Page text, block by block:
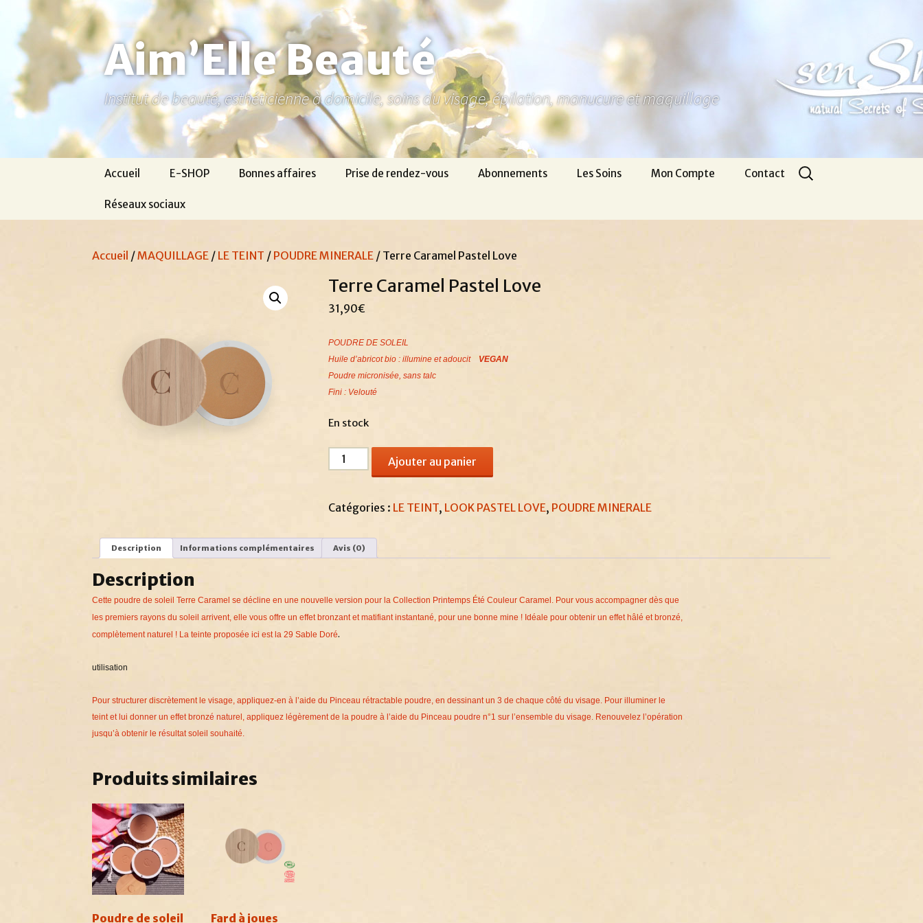
contenu
Aim’Elle Beauté
Institut de beauté, esthéticienne à domicile, soins du visage, épilation, manucure et maquillage
Accueil E-SHOP Bonnes affaires Prise de rendez-vous Abonnements Les Soins Mon Compte Contact
Réseaux sociaux
Rechercher :
Accueil /MAQUILLAGE / LE TEINT / POUDRE MINERALE / Terre Caramel Pastel Love
Terre Caramel Pastel Love
31,90€
POUDRE DE SOLEIL
Huile d’abricot bio : illumine et adoucit VEGAN
Poudre micronisée, sans talc
Fini : Velouté
En stock
quantité
de
Caramel
Love
Ajouter au panier
Catégories : LE TEINT, LOOK PASTEL LOVE, POUDRE MINERALE
Description Informations complémentaires Avis (0)
Description
Cette poudre de soleil Terre Caramelse décline en une nouvelle version pour la Collection Printemps Été Couleur Caramel. Pour vous accompagner dès que
les premiers rayons du soleil arrivent, elle vous offre un effet bronzant et matifiant instantané, pour une bonne mine ! Idéale pour obtenir un effet hâlé et bronzé,
complètement naturel ! La teinte proposée ici est la 29 Sable Doré.
utilisation
Pour structurer discrètement le visage, appliquez-en à l’aide du Pinceau rétractable poudre, en dessinant un 3 de chaque côté du visage. Pour illuminer le
teint et lui donner un effet bronzé naturel, appliquez légèrement de la poudre à l’aide du Pinceau poudre n°1 sur l’ensemble du visage. Renouvelez l’opération
jusqu’à obtenir le résultat soleil souhaité.
Produits similaires
Poudre de soleil Fard à joues